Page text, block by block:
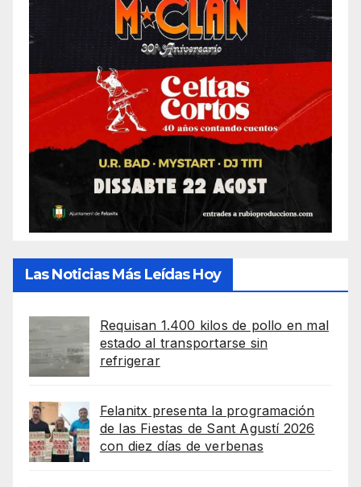
Las Noticias Más Leídas Hoy
Requisan 1.400 kilos de pollo en mal
estado al transportarse sin
refrigerar
Felanitx presenta la programación
de las Fiestas de Sant Agustí 2026
con diez días de verbenas